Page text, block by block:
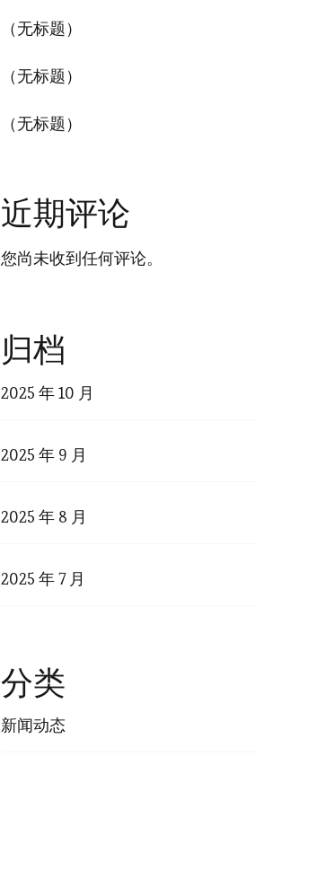
（无标题）
（无标题）
（无标题）
近期评论
您尚未收到任何评论。
归档
2025 年 10 月
2025 年 9 月
2025 年 8 月
2025 年 7 月
分类
新闻动态